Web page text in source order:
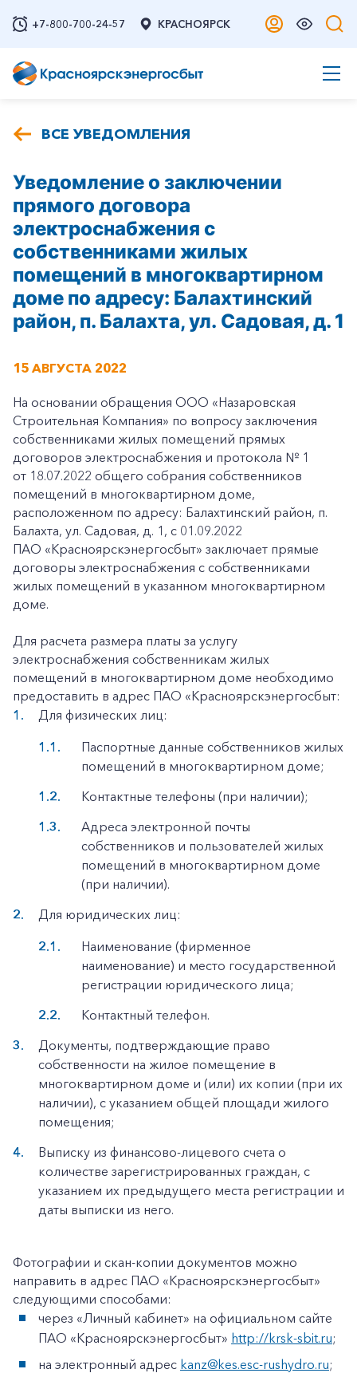
+7-800-700-24-57 КРАСНОЯРСК
ВСЕ УВЕДОМЛЕНИЯ
Уведомление о заключении
прямого договора
электроснабжения с
собственниками жилых
помещений в многоквартирном
доме по адресу: Балахтинский
район, п. Балахта, ул. Садовая, д. 1
15 АВГУСТА 2022
На основании обращения ООО «Назаровская
Строительная Компания» по вопросу заключения
собственниками жилых помещений прямых
договоров электроснабжения и протокола № 1
от 18.07.2022 общего собрания собственников
помещений в многоквартирном доме,
расположенном по адресу: Балахтинский район, п.
Балахта, ул. Садовая, д. 1, с 01.09.2022
ПАО «Красноярскэнергосбыт» заключает прямые
договоры электроснабжения с собственниками
жилых помещений в указанном многоквартирном
доме.
Для расчета размера платы за услугу
электроснабжения собственникам жилых
помещений в многоквартирном доме необходимо
предоставить в адрес ПАО «Красноярскэнергосбыт:
Для физических лиц:
Паспортные данные собственников жилых
помещений в многоквартирном доме;
Контактные телефоны (при наличии);
Адреса электронной почты
собственников и пользователей жилых
помещений в многоквартирном доме
(при наличии).
Для юридических лиц:
Наименование (фирменное
наименование) и место государственной
регистрации юридического лица;
Контактный телефон.
Документы, подтверждающие право
собственности на жилое помещение в
многоквартирном доме и (или) их копии (при их
наличии), с указанием общей площади жилого
помещения;
Выписку из финансово-лицевого счета о
количестве зарегистрированных граждан, с
указанием их предыдущего места регистрации и
даты выписки из него.
Фотографии и скан-копии документов можно
направить в адрес ПАО «Красноярскэнергосбыт»
следующими способами:
через «Личный кабинет» на официальном сайте
ПАО «Красноярскэнергосбыт» http://krsk-sbit.ru;
на электронный адрес kanz@kes.esc-rushydro.ru;